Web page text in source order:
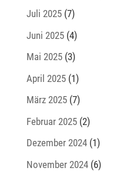
Juli 2025(7)
Juni 2025(4)
Mai 2025(3)
April 2025(1)
März 2025(7)
Februar 2025(2)
Dezember 2024(1)
November 2024(6)